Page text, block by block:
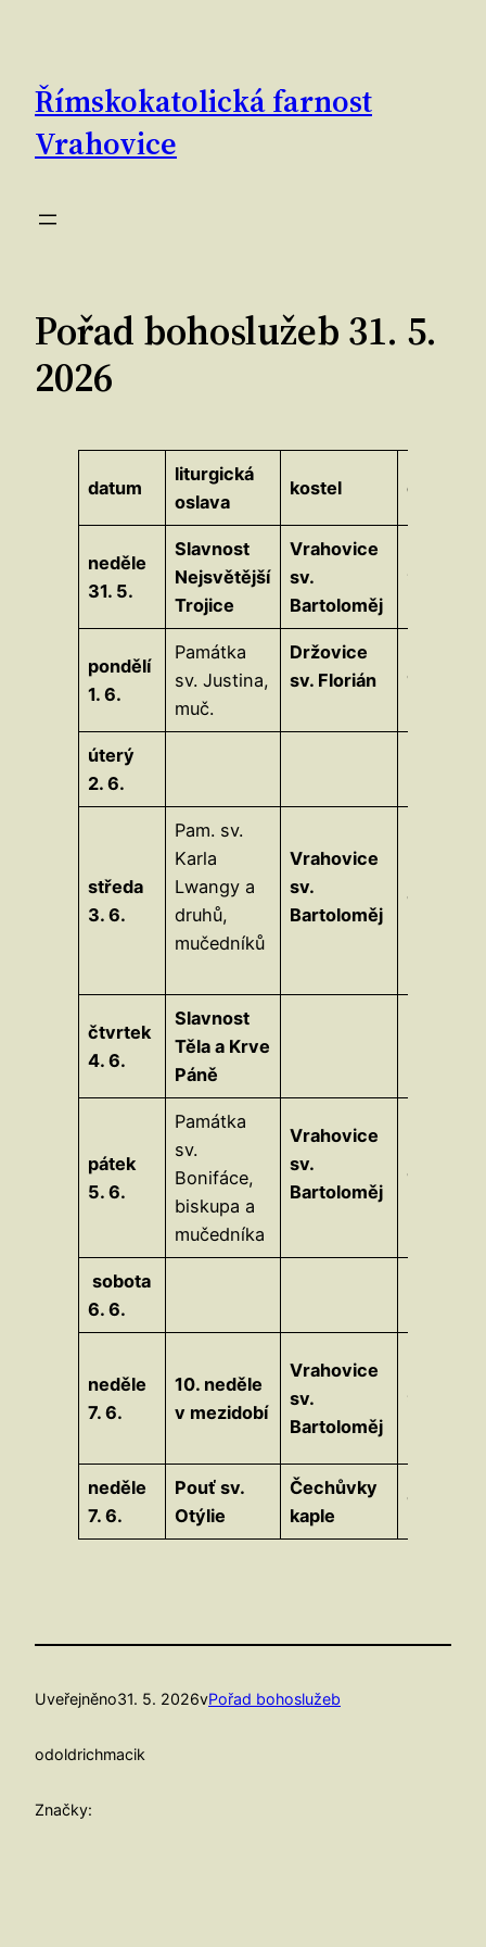
Římskokatolická farnost
Vrahovice
Pořad bohoslužeb 31. 5.
2026
datum
liturgická
oslava
kostel čas
neděle
31. 5.
Slavnost
Nejsvětější
Trojice
Vrahovice
sv.
Bartoloměj
9.15
pondělí
1. 6.
Památka
sv. Justina,
muč.
Držovice
sv. Florián
17.30
úterý
2. 6.
středa
3. 6.
Pam. sv.
Karla
Lwangy a
druhů,
mučedníků
Vrahovice
sv.
Bartoloměj
17.30
čtvrtek
4. 6.
Slavnost
Těla a Krve
Páně
pátek
5. 6.
Památka
sv.
Bonifáce,
biskupa a
mučedníka
Vrahovice
sv.
Bartoloměj
17.30
sobota
6. 6.
neděle
7. 6.
10. neděle
v mezidobí
Vrahovice
sv.
Bartoloměj
9.15
neděle
7. 6.
Pouť sv.
Otýlie
Čechůvky
kaple
10.30
Uveřejněno31. 5. 2026vPořad bohoslužeb
odoldrichmacik
Značky: